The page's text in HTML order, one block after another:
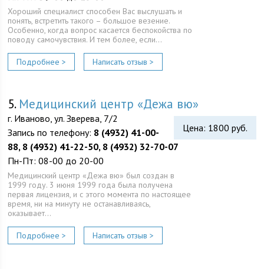
Хороший специалист способен Вас выслушать и
понять, встретить такого – большое везение.
Особенно, когда вопрос касается беспокойства по
поводу самочувствия. И тем более, если…
Подробнее > Написать отзыв >
5. Медицинский центр «Дежа вю»
Цена: 1800 руб.
г. Иваново, ул. Зверева, 7/2
Запись по телефону: 8 (4932) 41-00-
88, 8 (4932) 41-22-50, 8 (4932) 32-70-07
Пн-Пт: 08-00 до 20-00
Медицинский центр «Дежа вю» был создан в
1999 году. 3 июня 1999 года была получена
первая лицензия, и с этого момента по настоящее
время, ни на минуту не останавливаясь,
оказывает…
Подробнее > Написать отзыв >